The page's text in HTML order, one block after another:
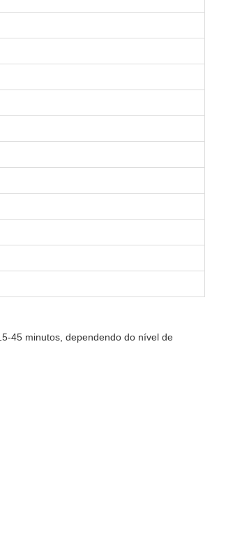
45 minutos, dependendo do nível de